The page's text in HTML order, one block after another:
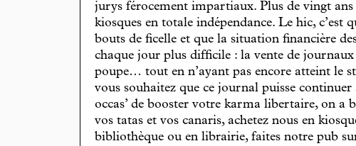
jurys férocement impartiaux. Plus de vingt ans
kiosques en totale indépendance. Le hic, c’est
bouts de ficelle et que la situation financière
chaque jour plus difficile : la vente de journaux
poupe… tout en n’ayant pas encore atteint le
vous souhaitez que ce journal puisse
occas’ de booster votre karma libertaire, on a
vos tatas et vos canaris, achetez nous en
bibliothèque ou en librairie, faites notre pub